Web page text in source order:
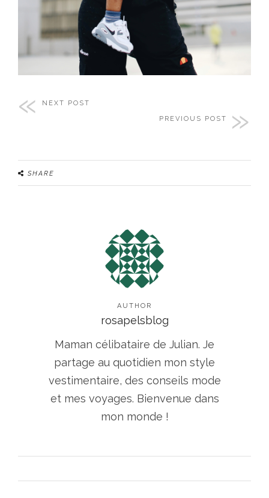
NEXT POST
PREVIOUS POST
SHARE
AUTHOR
rosapelsblog
Maman célibataire de Julian. Je
partage au quotidien mon style
vestimentaire, des conseils mode
et mes voyages. Bienvenue dans
mon monde !